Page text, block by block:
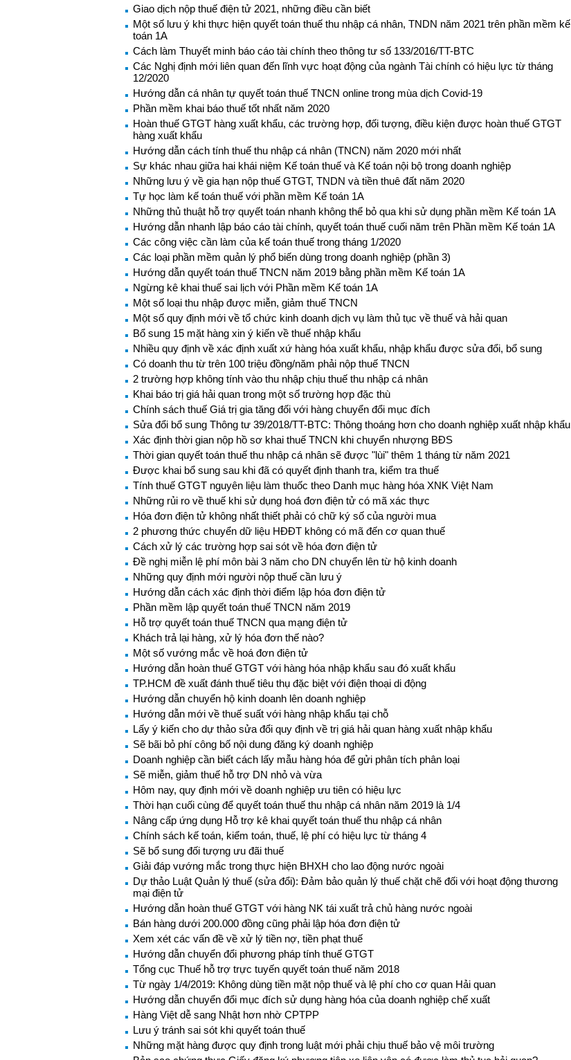
Giao dịch nộp thuế điện tử 2021, những điều cần biết
Một số lưu ý khi thực hiện quyết toán thuế thu nhập cá nhân, TNDN năm 2021 trên phần mềm kế
toán 1A
Cách làm Thuyết minh báo cáo tài chính theo thông tư số 133/2016/TT-BTC
Các Nghị định mới liên quan đến lĩnh vực hoạt động của ngành Tài chính có hiệu lực từ tháng
12/2020
Hướng dẫn cá nhân tự quyết toán thuế TNCN online trong mùa dịch Covid-19
Phần mềm khai báo thuế tốt nhất năm 2020
Hoàn thuế GTGT hàng xuất khẩu, các trường hợp, đối tượng, điều kiện được hoàn thuế GTGT
hàng xuất khẩu
Hướng dẫn cách tính thuế thu nhập cá nhân (TNCN) năm 2020 mới nhất
Sự khác nhau giữa hai khái niệm Kế toán thuế và Kế toán nội bộ trong doanh nghiệp
Những lưu ý về gia hạn nộp thuế GTGT, TNDN và tiền thuê đất năm 2020
Tự học làm kế toán thuế với phần mềm Kế toán 1A
Những thủ thuật hỗ trợ quyết toán nhanh không thể bỏ qua khi sử dụng phần mềm Kế toán 1A
Hướng dẫn nhanh lập báo cáo tài chính, quyết toán thuế cuối năm trên Phần mềm Kế toán 1A
Các công việc cần làm của kế toán thuế trong tháng 1/2020
Các loại phần mềm quản lý phổ biến dùng trong doanh nghiệp (phần 3)
Hướng dẫn quyết toán thuế TNCN năm 2019 bằng phần mềm Kế toán 1A
Ngừng kê khai thuế sai lịch với Phần mềm Kế toán 1A
Một số loại thu nhập được miễn, giảm thuế TNCN
Một số quy định mới về tổ chức kinh doanh dịch vụ làm thủ tục về thuế và hải quan
Bổ sung 15 mặt hàng xin ý kiến về thuế nhập khẩu
Nhiều quy định về xác định xuất xứ hàng hóa xuất khẩu, nhập khẩu được sửa đổi, bổ sung
Có doanh thu từ trên 100 triệu đồng/năm phải nộp thuế TNCN
2 trường hợp không tính vào thu nhập chịu thuế thu nhập cá nhân
Khai báo trị giá hải quan trong một số trường hợp đặc thù
Chính sách thuế Giá trị gia tăng đối với hàng chuyển đổi mục đích
Sửa đổi bổ sung Thông tư 39/2018/TT-BTC: Thông thoáng hơn cho doanh nghiệp xuất nhập khẩu
Xác định thời gian nộp hồ sơ khai thuế TNCN khi chuyển nhượng BĐS
Thời gian quyết toán thuế thu nhập cá nhân sẽ được "lùi" thêm 1 tháng từ năm 2021
Được khai bổ sung sau khi đã có quyết định thanh tra, kiểm tra thuế
Tính thuế GTGT nguyên liệu làm thuốc theo Danh mục hàng hóa XNK Việt Nam
Những rủi ro về thuế khi sử dụng hoá đơn điện tử có mã xác thực
Hóa đơn điện tử không nhất thiết phải có chữ ký số của người mua
2 phương thức chuyển dữ liệu HĐĐT không có mã đến cơ quan thuế
Cách xử lý các trường hợp sai sót về hóa đơn điện tử
Đề nghị miễn lệ phí môn bài 3 năm cho DN chuyển lên từ hộ kinh doanh
Những quy định mới người nộp thuế cần lưu ý
Hướng dẫn cách xác định thời điểm lập hóa đơn điện tử
Phần mềm lập quyết toán thuế TNCN năm 2019
Hỗ trợ quyết toán thuế TNCN qua mạng điện tử
Khách trả lại hàng, xử lý hóa đơn thế nào?
Một số vướng mắc về hoá đơn điện tử
Hướng dẫn hoàn thuế GTGT với hàng hóa nhập khẩu sau đó xuất khẩu
TP.HCM đề xuất đánh thuế tiêu thụ đặc biệt với điện thoại di động
Hướng dẫn chuyển hộ kinh doanh lên doanh nghiệp
Hướng dẫn mới về thuế suất với hàng nhập khẩu tại chỗ
Lấy ý kiến cho dự thảo sửa đổi quy định về trị giá hải quan hàng xuất nhập khẩu
Sẽ bãi bỏ phí công bố nội dung đăng ký doanh nghiệp
Doanh nghiệp cần biết cách lấy mẫu hàng hóa để gửi phân tích phân loại
Sẽ miễn, giảm thuế hỗ trợ DN nhỏ và vừa
Hôm nay, quy định mới về doanh nghiệp ưu tiên có hiệu lực
Thời hạn cuối cùng để quyết toán thuế thu nhập cá nhân năm 2019 là 1/4
Nâng cấp ứng dụng Hỗ trợ kê khai quyết toán thuế thu nhập cá nhân
Chính sách kế toán, kiểm toán, thuế, lệ phí có hiệu lực từ tháng 4
Sẽ bổ sung đối tượng ưu đãi thuế
Giải đáp vướng mắc trong thực hiện BHXH cho lao động nước ngoài
Dự thảo Luật Quản lý thuế (sửa đổi): Đảm bảo quản lý thuế chặt chẽ đối với hoạt động thương
mại điện tử
Hướng dẫn hoàn thuế GTGT với hàng NK tái xuất trả chủ hàng nước ngoài
Bán hàng dưới 200.000 đồng cũng phải lập hóa đơn điện tử
Xem xét các vấn đề về xử lý tiền nợ, tiền phạt thuế
Hướng dẫn chuyển đổi phương pháp tính thuế GTGT
Tổng cục Thuế hỗ trợ trực tuyến quyết toán thuế năm 2018
Từ ngày 1/4/2019: Không dùng tiền mặt nộp thuế và lệ phí cho cơ quan Hải quan
Hướng dẫn chuyển đổi mục đích sử dụng hàng hóa của doanh nghiệp chế xuất
Hàng Việt dễ sang Nhật hơn nhờ CPTPP
Lưu ý tránh sai sót khi quyết toán thuế
Những mặt hàng được quy định trong luật mới phải chịu thuế bảo vệ môi trường